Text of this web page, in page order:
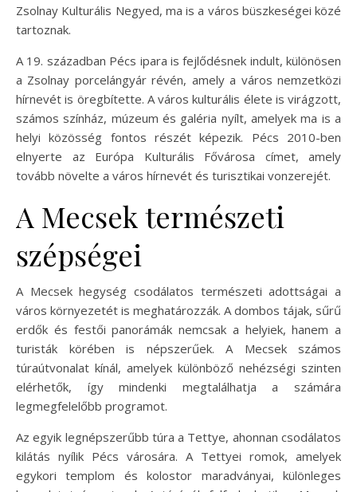
Zsolnay Kulturális Negyed, ma is a város büszkeségei közé
tartoznak.
A 19. században Pécs ipara is fejlődésnek indult, különösen
a Zsolnay porcelángyár révén, amely a város nemzetközi
hírnevét is öregbítette. A város kulturális élete is virágzott,
számos színház, múzeum és galéria nyílt, amelyek ma is a
helyi közösség fontos részét képezik. Pécs 2010-ben
elnyerte az Európa Kulturális Fővárosa címet, amely
tovább növelte a város hírnevét és turisztikai vonzerejét.
A Mecsek természeti
szépségei
A Mecsek hegység csodálatos természeti adottságai a
város környezetét is meghatározzák. A dombos tájak, sűrű
erdők és festői panorámák nemcsak a helyiek, hanem a
turisták körében is népszerűek. A Mecsek számos
túraútvonalat kínál, amelyek különböző nehézségi szinten
elérhetők, így mindenki megtalálhatja a számára
legmegfelelőbb programot.
Az egyik legnépszerűbb túra a Tettye, ahonnan csodálatos
kilátás nyílik Pécs városára. A Tettyei romok, amelyek
egykori templom és kolostor maradványai, különleges